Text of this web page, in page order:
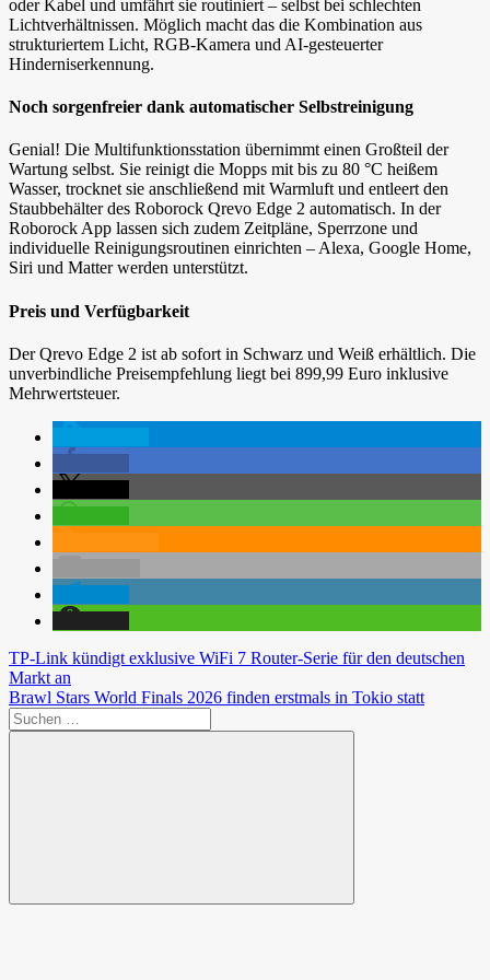
oder Kabel und umfährt sie routiniert – selbst bei schlechten
Lichtverhältnissen. Möglich macht das die Kombination aus
strukturiertem Licht, RGB-Kamera und AI-gesteuerter
Hinderniserkennung.
Noch sorgenfreier dank automatischer Selbstreinigung
Genial! Die Multifunktionsstation übernimmt einen Großteil der
Wartung selbst. Sie reinigt die Mopps mit bis zu 80 °C heißem
Wasser, trocknet sie anschließend mit Warmluft und entleert den
Staubbehälter des Roborock Qrevo Edge 2 automatisch. In der
Roborock App lassen sich zudem Zeitpläne, Sperrzone und
individuelle Reinigungsroutinen einrichten – Alexa, Google Home,
Siri und Matter werden unterstützt.
Preis und Verfügbarkeit
Der Qrevo Edge 2 ist ab sofort in Schwarz und Weiß erhältlich. Die
unverbindliche Preisempfehlung liegt bei 899,99 Euro inklusive
Mehrwertsteuer.
Beitragsnavigation
Vorheriger
Beitrag:
TP-Link kündigt exklusive WiFi 7 Router-Serie für den deutschen
Markt an
Nächster
Beitrag:
Brawl Stars World Finals 2026 finden erstmals in Tokio statt
Suchen
nach:
Suchen